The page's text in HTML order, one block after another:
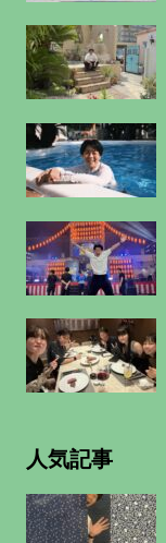
人気記事